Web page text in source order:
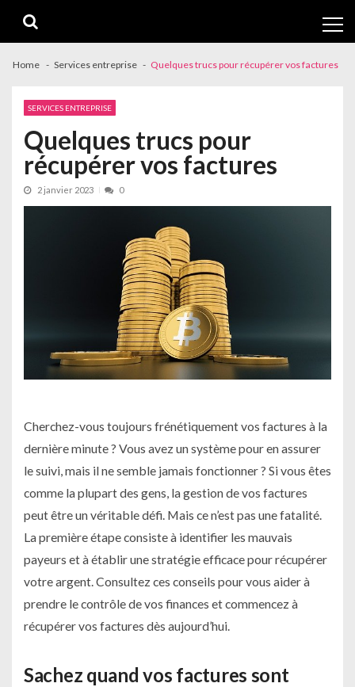
navigation
content
Home Services entreprise Quelques trucs pour récupérer vos factures
SERVICES ENTREPRISE
Quelques trucs pour
récupérer vos factures
2 janvier 2023 0
Cherchez-vous toujours frénétiquement vos factures à la
dernière minute ? Vous avez un système pour en assurer
le suivi, mais il ne semble jamais fonctionner ? Si vous êtes
comme la plupart des gens, la gestion de vos factures
peut être un véritable défi. Mais ce n’est pas une fatalité.
La première étape consiste à identifier les mauvais
payeurs et à établir une stratégie efficace pour récupérer
votre argent. Consultez ces conseils pour vous aider à
prendre le contrôle de vos finances et commencez à
récupérer vos factures dès aujourd’hui.
Sachez quand vos factures sont